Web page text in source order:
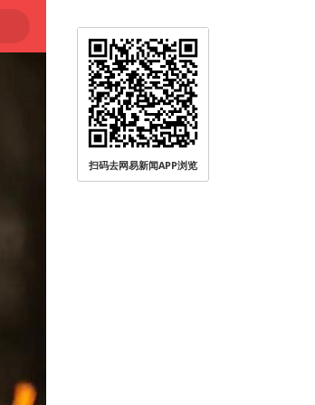
扫码去网易新闻APP浏览